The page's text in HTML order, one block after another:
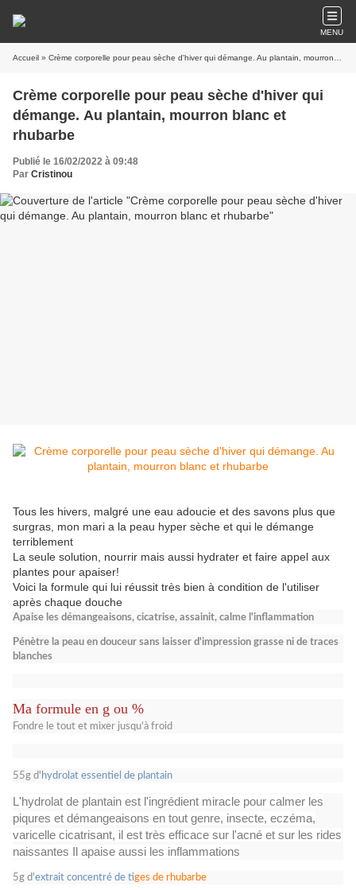
MENU
Accueil » Crème corporelle pour peau sèche d'hiver qui démange. Au plantain, mourron blanc et rhubarbe
Crème corporelle pour peau sèche d'hiver qui
démange. Au plantain, mourron blanc et
rhubarbe
Publié le 16/02/2022 à 09:48
Par Cristinou
Tous les hivers, malgré une eau adoucie et des savons plus que
surgras, mon mari a la peau hyper sèche et qui le démange
terriblement
La seule solution, nourrir mais aussi hydrater et faire appel aux
plantes pour apaiser!
Voici la formule qui lui réussit très bien à condition de l'utiliser
après chaque douche
Apaise les démangeaisons, cicatrise, assainit, calme l'inflammation
Pénètre la peau en douceur sans laisser d'impression grasse ni de traces
blanches
Ma formule en g ou %
Fondre le tout et mixer jusqu'à froid
55g d' hydrolat essentiel de plantain
L'hydrolat de plantain est l'ingrédient miracle pour calmer les
piqures et démangeaisons en tout genre, insecte, eczéma,
varicelle cicatrisant, il est très efficace sur l'acné et sur les rides
naissantes Il apaise aussi les inflammations
5g d'extrait concentré de tiges de rhubarbe